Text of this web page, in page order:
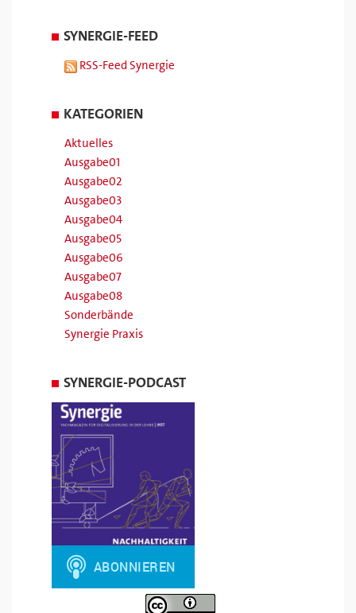
SYNERGIE-FEED
RSS-Feed Synergie
KATEGORIEN
Aktuelles
Ausgabe01
Ausgabe02
Ausgabe03
Ausgabe04
Ausgabe05
Ausgabe06
Ausgabe07
Ausgabe08
Sonderbände
Synergie Praxis
SYNERGIE-PODCAST